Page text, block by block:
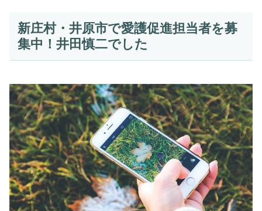
新庄村・井原市で愛護促進担当者を募
集中！井田慎二でした